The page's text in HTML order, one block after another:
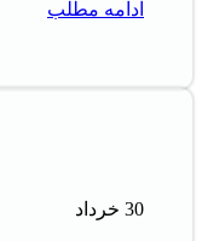
ادامه مطلب
30 خرداد